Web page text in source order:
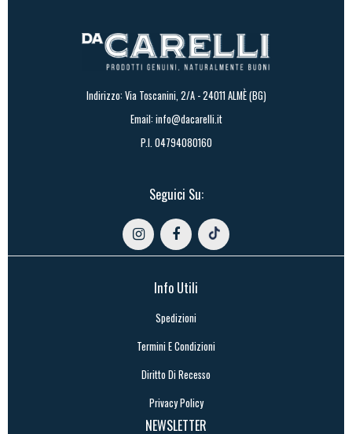
Indirizzo: Via Toscanini, 2/A - 24011 ALMÈ (BG)
Email: info@dacarelli.it
P.I. 04794080160
Seguici Su:
Info Utili
Spedizioni
Termini E Condizioni
Diritto Di Recesso
Privacy Policy
NEWSLETTER